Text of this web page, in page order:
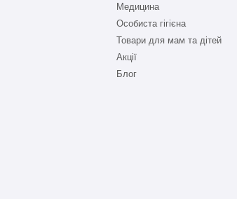
Медицина
Особиста гігієна
Товари для мам та дітей
Акції
Блог